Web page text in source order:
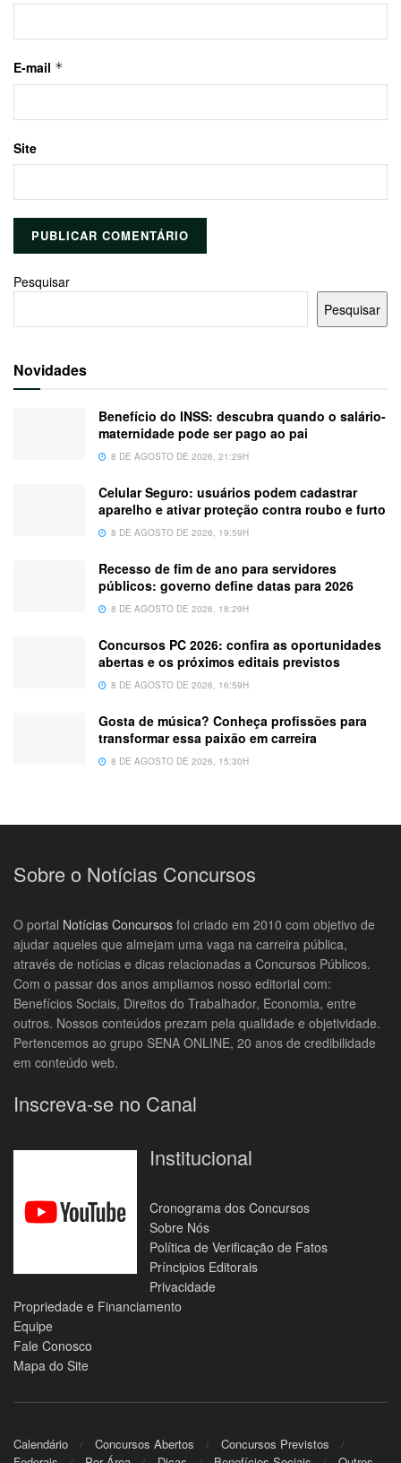
E-mail *
Site
Pesquisar
Pesquisar
Novidades
Benefício do INSS: descubra quando o salário-
maternidade pode ser pago ao pai
8 DE AGOSTO DE 2026, 21:29H
Celular Seguro: usuários podem cadastrar
aparelho e ativar proteção contra roubo e furto
8 DE AGOSTO DE 2026, 19:59H
Recesso de fim de ano para servidores
públicos: governo define datas para 2026
8 DE AGOSTO DE 2026, 18:29H
Concursos PC 2026: confira as oportunidades
abertas e os próximos editais previstos
8 DE AGOSTO DE 2026, 16:59H
Gosta de música? Conheça profissões para
transformar essa paixão em carreira
8 DE AGOSTO DE 2026, 15:30H
Sobre o Notícias Concursos
O portal Notícias Concursos foi criado em 2010 com objetivo de
ajudar aqueles que almejam uma vaga na carreira pública,
através de notícias e dicas relacionadas a Concursos Públicos.
Com o passar dos anos ampliamos nosso editorial com:
Benefícios Sociais, Direitos do Trabalhador, Economia, entre
outros. Nossos conteúdos prezam pela qualidade e objetividade.
Pertencemos ao grupo SENA ONLINE, 20 anos de credibilidade
em conteúdo web.
Inscreva-se no Canal
Institucional
Cronograma dos Concursos
Sobre Nós
Política de Verificação de Fatos
Príncipios Editorais
Privacidade
Propriedade e Financiamento
Equipe
Fale Conosco
Mapa do Site
Calendário Concursos Abertos
Concursos Previstos